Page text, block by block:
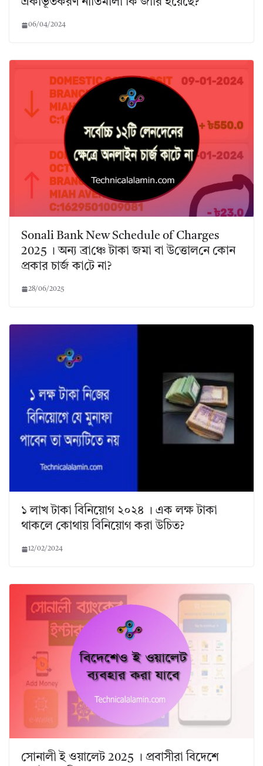
একীভূতকরণ নীতিমালা কি জারি হয়েছে?
06/04/2024
Sonali Bank New Schedule of Charges
2025 । অন্য ব্রা‌ঞ্চে টাকা জমা বা উ‌ত্তোল‌নে কোন
প্রকার চার্জ কা‌টে না?
28/06/2025
১ লাখ টাকা বিনিয়োগ ২০২৪ । এক লক্ষ টাকা
থাকলে কোথায় বিনিয়োগ করা উচিত?
12/02/2024
সোনালী ই ওয়ালেট 2025 । প্রবাসীরা বিদেশে